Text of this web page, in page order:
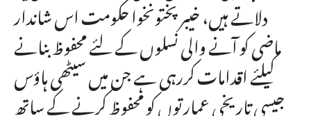
دلاتے ہیں، خیبرپختونخوا حکومت اس شاندار
ماضی کو آنے والی نسلوں کے لئے محفوظ بنانے
کیلئے اقدامات کررہی ہے جن میں سیٹھی ہاؤس
جیسی تاریخی عمارتوں کو محفوظ کرنے کے ساتھ